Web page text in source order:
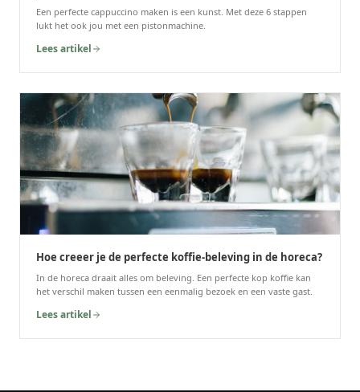
Een perfecte cappuccino maken is een kunst. Met deze 6 stappen
lukt het ook jou met een pistonmachine.
Lees artikel
Hoe creeer je de perfecte koffie-beleving in de horeca?
In de horeca draait alles om beleving. Een perfecte kop koffie kan
het verschil maken tussen een eenmalig bezoek en een vaste gast.
Lees artikel